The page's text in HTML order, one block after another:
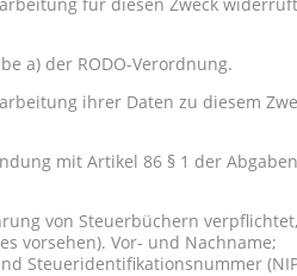
a) der RODO-Verordnung.
ihrer Daten zu diesem
mit Artikel 86 § 1 der
von Steuerbüchern
vorsehen). Vor- und Nachname;
Steueridentifikationsnummer